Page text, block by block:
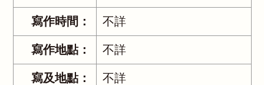
寫作時間： 不詳
寫作地點： 不詳
寫及地點： 不詳